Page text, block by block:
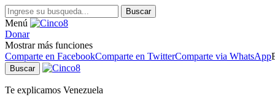
Buscar
Menú
Donar
Mostrar más funciones
Comparte en FacebookComparte en TwitterComparte via WhatsApp
Buscar
Te explicamos Venezuela